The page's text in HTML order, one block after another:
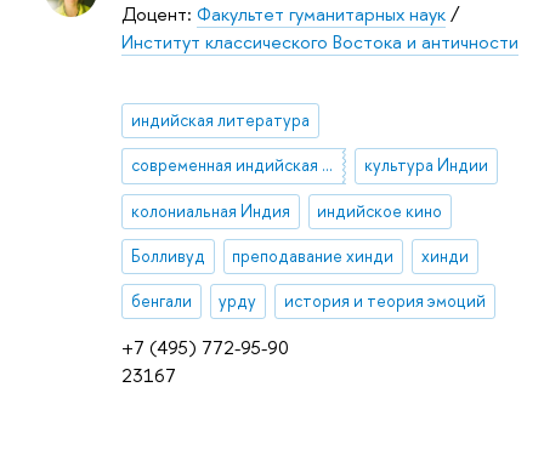
+7 (495) 772-95-90
23167
Доцент: Факультет гуманитарных наук/
Институт классического Востока и античности
индийская литература
современная индийская литература культура Индии
колониальная Индия индийское кино
Болливуд преподавание хинди хинди
бенгали урду история и теория эмоций